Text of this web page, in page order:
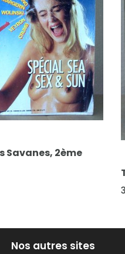
FICHE COMPLÈTE
Téméraire N° 126
Nos autres sites